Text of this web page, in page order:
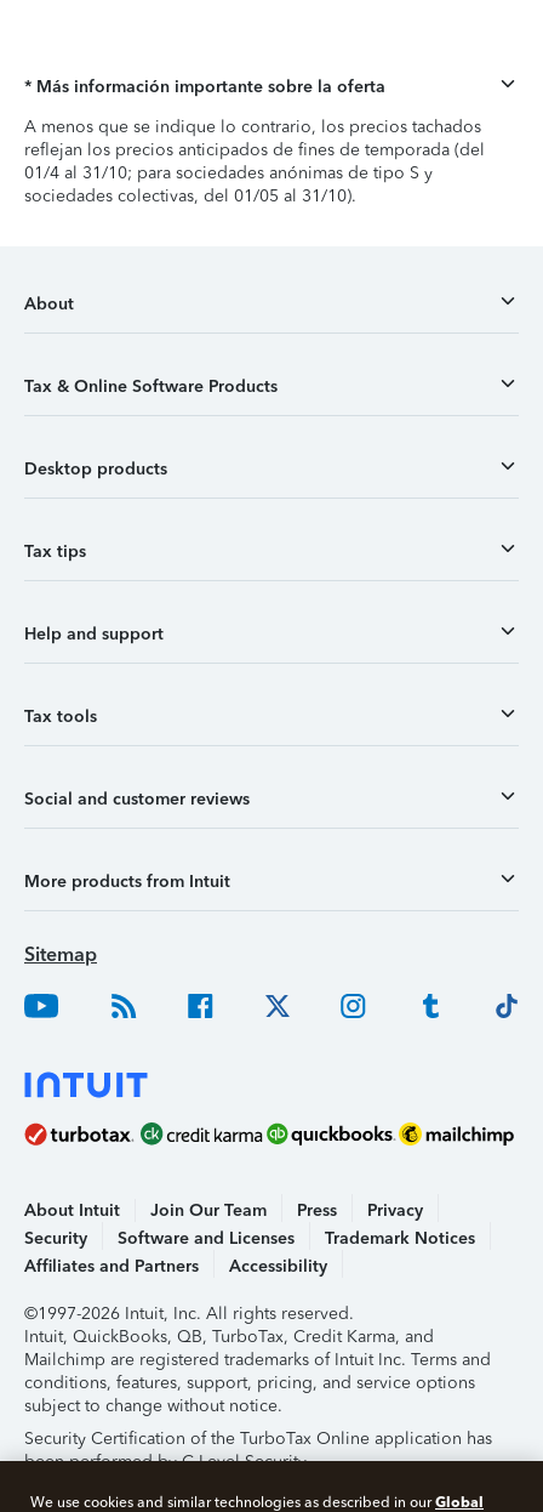
* Más información importante sobre la oferta
A menos que se indique lo contrario, los precios tachados
reflejan los precios anticipados de fines de temporada (del
01/4 al 31/10; para sociedades anónimas de tipo S y
sociedades colectivas, del 01/05 al 31/10).
About
Tax & Online Software Products
Desktop products
Tax tips
Help and support
Tax tools
Social and customer reviews
More products from Intuit
Sitemap
About Intuit Join Our Team Press
Privacy
Security
Software and Licenses
Trademark Notices
Affiliates and Partners
Accessibility
©1997-2026 Intuit, Inc. All rights reserved.
Intuit, QuickBooks, QB, TurboTax, Credit Karma, and
Mailchimp are registered trademarks of Intuit Inc. Terms and
conditions, features, support, pricing, and service options
subject to change without notice.
Security Certification of the TurboTax Online application has
been performed by C-Level Security.
By accessing and using this page you agree to the
Terms of
We use cookies and similar technologies as described in ourGlobal